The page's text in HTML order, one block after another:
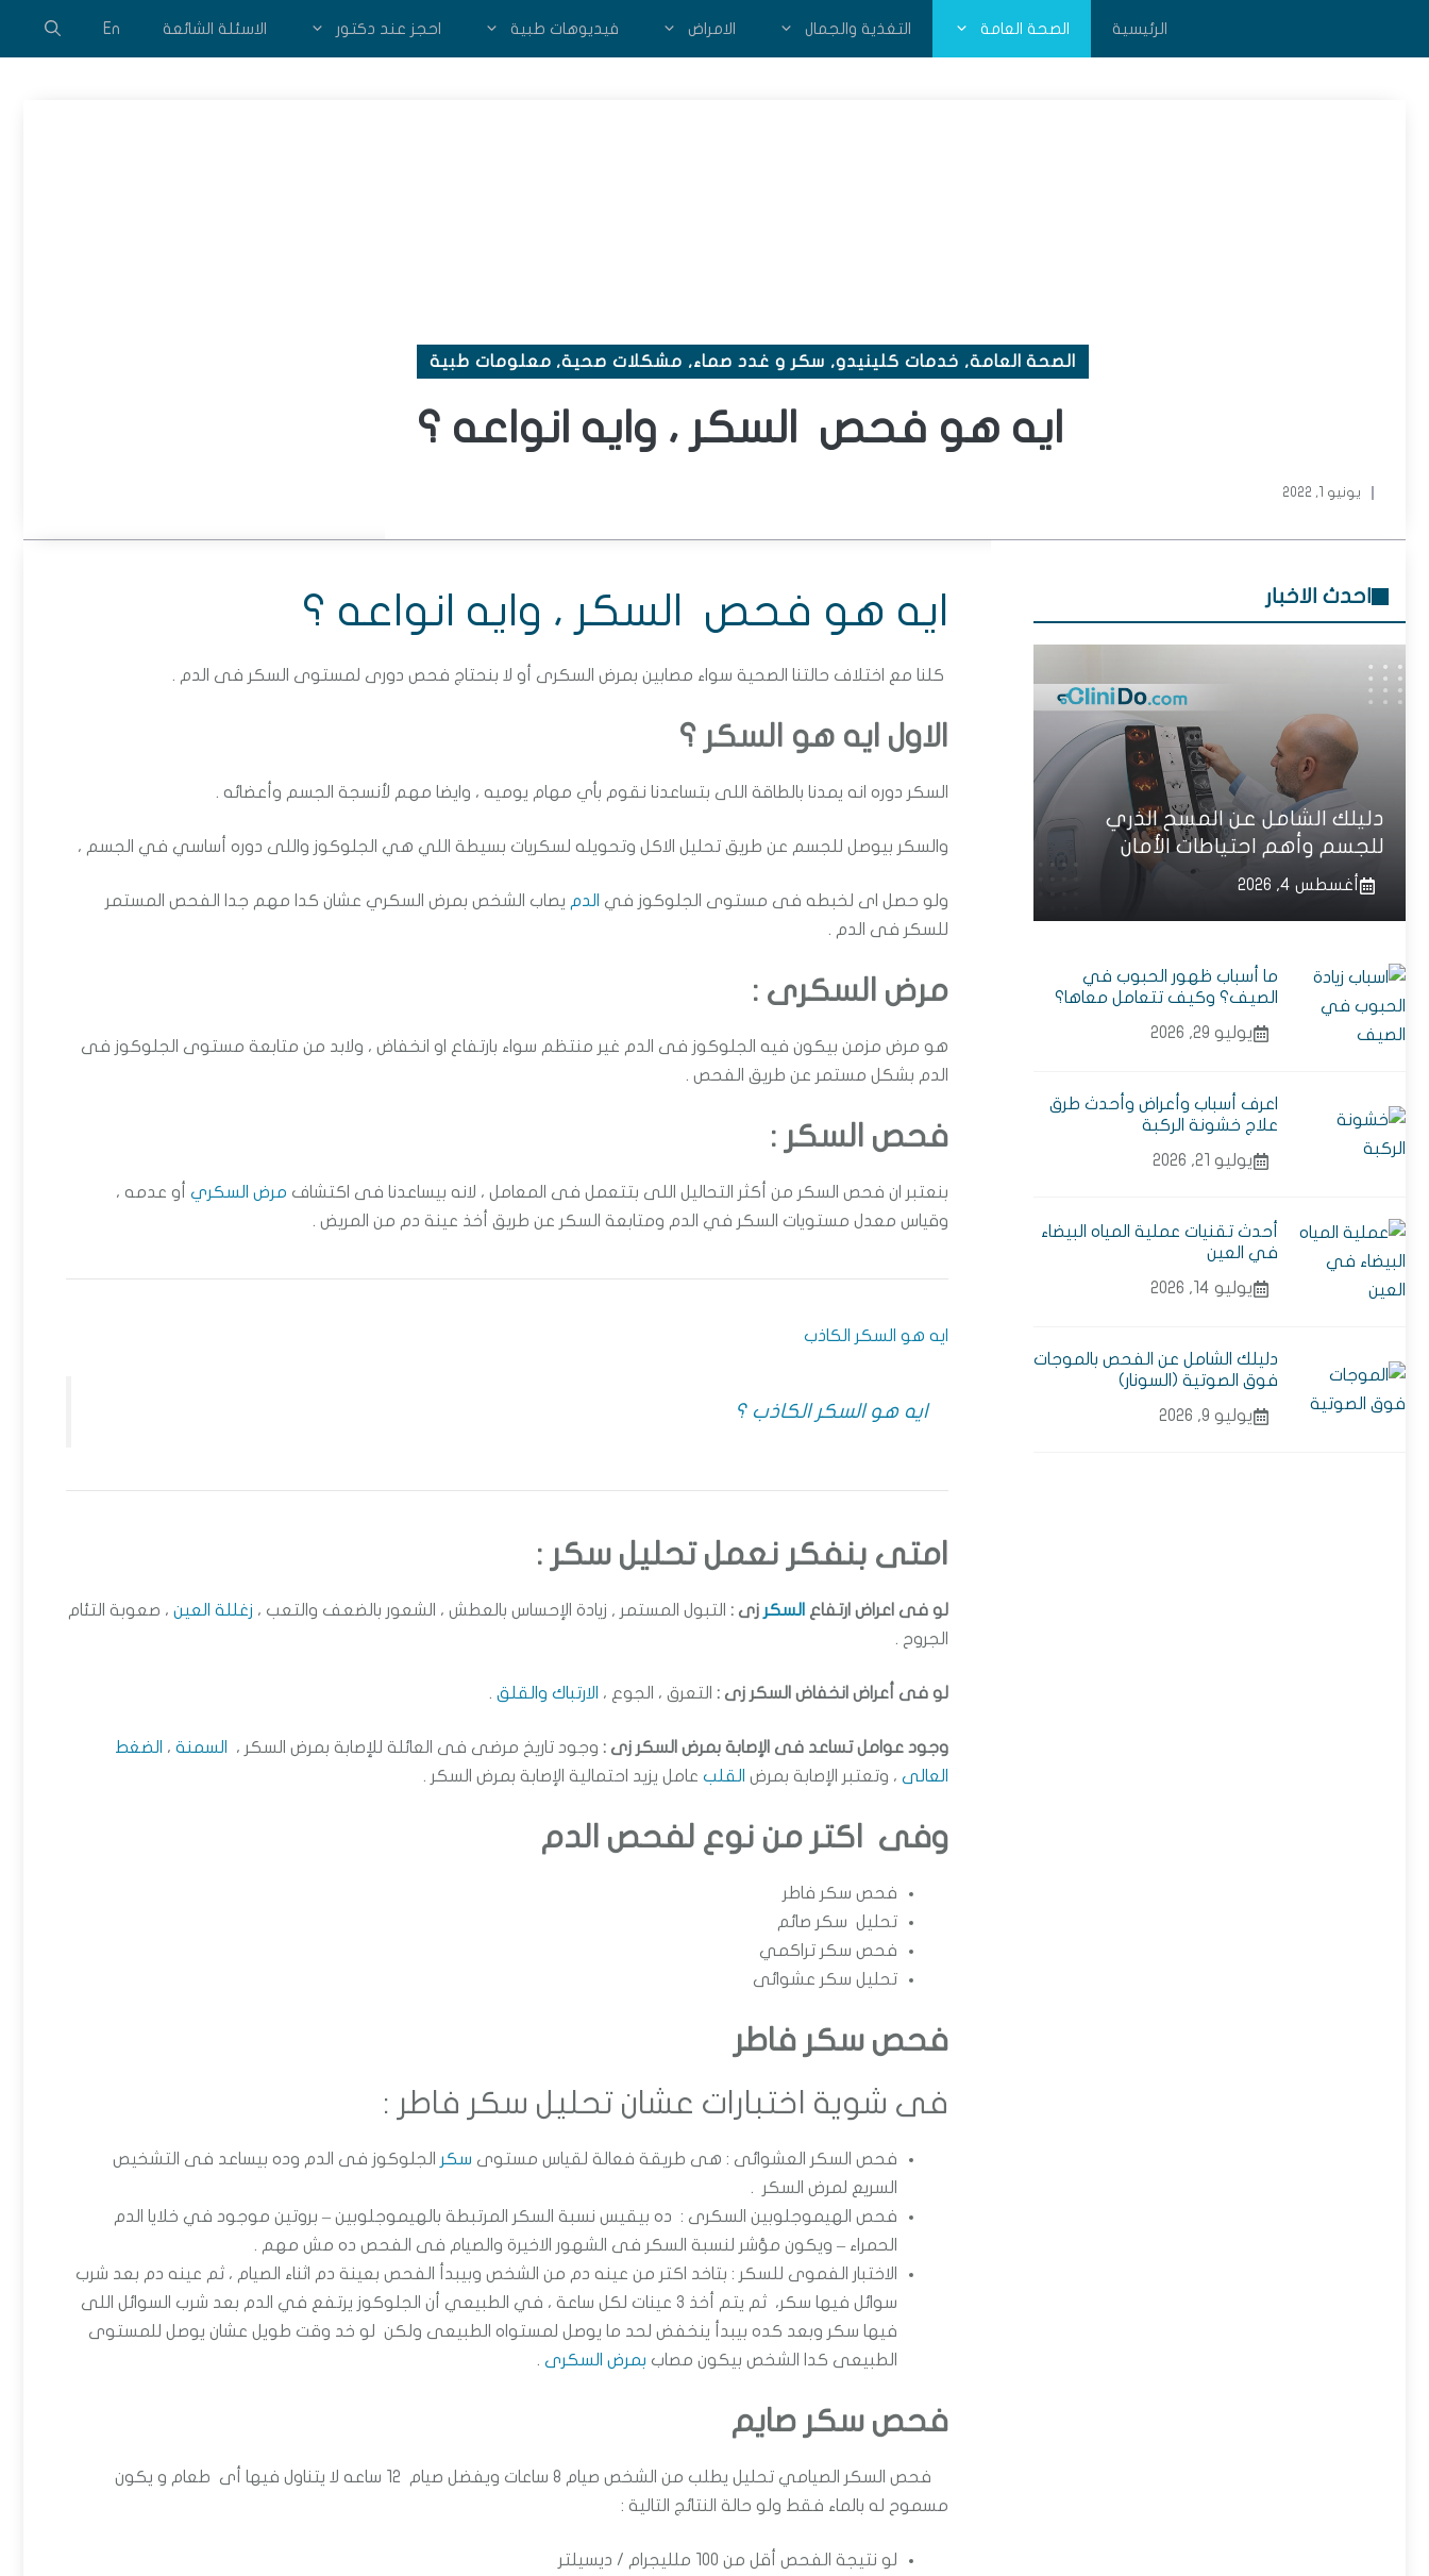
الرئيسية الصحة العامة التغذية والجمال الامراض فيديوهات طبية احجز عند دكتور الاسئلة الشائعة En
الصحة العامة, خدمات كلينيدو, سكر و غدد صماء, مشكلات صحية, معلومات طبية
ايه هو فحص السكر ، وايه انواعه ؟
يونيو 1, 2022
ايه هو فحص السكر ، وايه انواعه ؟
كلنا مع اختلاف حالتنا الصحية سواء مصابين بمرض السكرى أو لا بنحتاج فحص دورى لمستوى السكر فى الدم .
الاول ايه هو السكر ؟
السكر دوره انه يمدنا بالطاقة اللى بتساعدنا نقوم بأي مهام يوميه ، وايضا مهم لأنسجة الجسم وأعضائه .
والسكر بيوصل للجسم عن طريق تحليل الاكل وتحويله لسكريات بسيطة اللي هي الجلوكوز واللى دوره أساسي في الجسم ،
ولو حصل اى لخبطه فى مستوى الجلوكوز في الدم يصاب الشخص بمرض السكري عشان كدا مهم جدا الفحص المستمر
للسكر فى الدم .
مرض السكرى :
هو مرض مزمن بيكون فيه الجلوكوز فى الدم غير منتظم سواء بارتفاع او انخفاض ، ولابد من متابعة مستوى الجلوكوز فى
الدم بشكل مستمر عن طريق الفحص .
فحص السكر :
بنعتبر ان فحص السكر من أكثر التحاليل اللى بتتعمل فى المعامل ، لانه بيساعدنا فى اكتشاف مرض السكري أو عدمه ،
وقياس معدل مستويات السكر في الدم ومتابعة السكر عن طريق أخذ عينة دم من المريض .
ايه هو السكر الكاذب
ايه هو السكر الكاذب ؟
امتى بنفكر نعمل تحليل سكر :
لو فى اعراض ارتفاع السكر زى : التبول المستمر , زيادة الإحساس بالعطش ، الشعور بالضعف والتعب ، زغللة العين ، صعوبة التئام
الجروح .
لو فى أعراض انخفاض السكر زى : التعرق ، الجوع ، الارتباك والقلق .
وجود عوامل تساعد فى الإصابة بمرض السكر زى : وجود تاريخ مرضى فى العائلة للإصابة بمرض السكر ، السمنة ، الضغط
العالى ، وتعتبر الإصابة بمرض القلب عامل يزيد احتمالية الإصابة بمرض السكر .
وفى اكتر من نوع لفحص الدم
فحص سكر فاطر
تحليل سكر صائم
فحص سكر تراكمي
تحليل سكر عشوائى
فحص سكر فاطر
فى شوية اختبارات عشان تحليل سكر فاطر :
فحص السكر العشوائى : هى طريقة فعالة لقياس مستوى سكر الجلوكوز فى الدم وده بيساعد فى التشخيص
السريع لمرض السكر .
فحص الهيموجلوبين السكرى : ده بيقيس نسبة السكر المرتبطة بالهيموجلوبين – بروتين موجود في خلايا الدم
الحمراء – ويكون مؤشر لنسبة السكر فى الشهور الاخيرة والصيام فى الفحص ده مش مهم .
الاختبار الفموى للسكر : بتاخد اكتر من عينه دم من الشخص وبيبدأ الفحص بعينة دم اثناء الصيام ، ثم عينه دم بعد شرب
سوائل فيها سكر، ثم يتم أخذ 3 عينات لكل ساعة ، في الطبيعي أن الجلوكوز يرتفع في الدم بعد شرب السوائل اللى
فيها سكر وبعد كده بيبدأ ينخفض لحد ما يوصل لمستواه الطبيعى ولكن لو خد وقت طويل عشان يوصل للمستوى
الطبيعى كدا الشخص بيكون مصاب بمرض السكرى .
فحص سكر صايم
فحص السكر الصيامي تحليل يطلب من الشخص صيام 8 ساعات ويفضل صيام 12 ساعه لا يتناول فيها أى طعام و يكون
مسموح له بالماء فقط ولو حالة النتائج التالية :
لو نتيجة الفحص أقل من 100 ملليجرام / ديسيلتر
احدث الاخبار
دليلك الشامل عن المسح الذري
للجسم وأهم احتياطات الأمان
أغسطس 4, 2026
ما أسباب ظهور الحبوب في
الصيف؟ وكيف تتعامل معاها؟
يوليو 29, 2026
اعرف أسباب وأعراض وأحدث طرق
علاج خشونة الركبة
يوليو 21, 2026
أحدث تقنيات عملية المياه البيضاء
في العين
يوليو 14, 2026
دليلك الشامل عن الفحص بالموجات
فوق الصوتية (السونار)
يوليو 9, 2026